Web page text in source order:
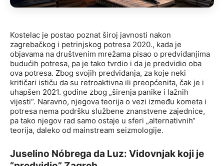
Kostelac je postao poznat široj javnosti nakon
zagrebačkog i petrinjskog potresa 2020., kada je
objavama na društvenim mrežama pisao o predviđanjima
budućih potresa, pa je tako tvrdio i da je predvidio oba
ova potresa. Zbog svojih predviđanja, za koje neki
kritičari ističu da su retroaktivna ili preopćenita, čak je i
uhapšen 2021. godine zbog „širenja panike i lažnih
vijesti“. Naravno, njegova teorija o vezi između kometa i
potresa nema podršku službene znanstvene zajednice,
pa tako njegov rad samo ostaje u sferi „alternativnih“
teorija, daleko od mainstream seizmologije.
Juselino Nóbrega da Luz: Vidovnjak koji je